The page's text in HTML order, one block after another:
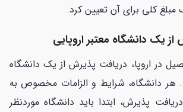
کلی برای آن تعیین کرد.
در اروپا، دریافت پذیرش از یک دانشگاه
هر دانشگاه، شرایط و الزامات مخصوص به
پذیرش، ابتدا باید دانشگاه موردنظر